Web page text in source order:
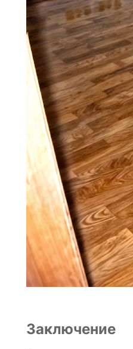
Заключение